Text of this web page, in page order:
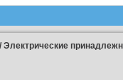
Электрические